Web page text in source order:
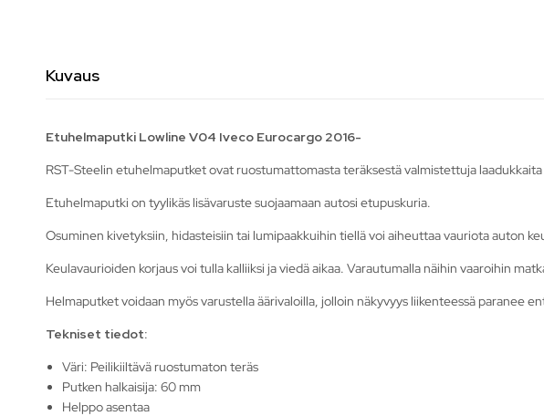
Kuvaus
Etuhelmaputki Lowline V04 Iveco Eurocargo 2016-
RST-Steelin etuhelmaputket ovat ruostumattomasta teräksestä valmistettuja
Etuhelmaputki on tyylikäs lisävaruste suojaamaan autosi etupuskuria.
Osuminen kivetyksiin, hidasteisiin tai lumipaakkuihin tiellä voi aiheuttaa vauriota auton
Keulavaurioiden korjaus voi tulla kalliiksi ja viedä aikaa. Varautumalla näihin vaaroihin
Helmaputket voidaan myös varustella äärivaloilla, jolloin näkyvyys liikenteessä paranee
Tekniset tiedot:
Väri: Peilikiiltävä ruostumaton teräs
Putken halkaisija: 60 mm
Helppo asentaa